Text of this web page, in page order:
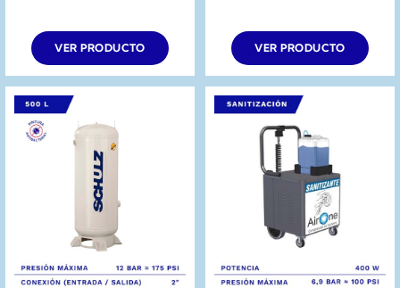
VER PRODUCTO VER PRODUCTO